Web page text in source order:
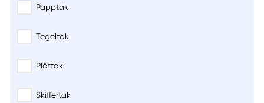
Papptak
Tegeltak
Plåttak
Skiffertak